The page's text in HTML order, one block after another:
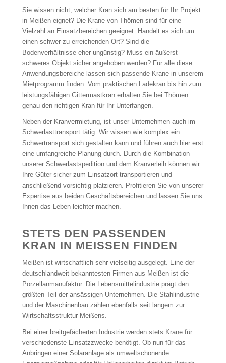
Sie wissen nicht, welcher Kran sich am besten für Ihr Projekt
in Meißen eignet? Die Krane von Thömen sind für eine
Vielzahl an Einsatzbereichen geeignet. Handelt es sich um
einen schwer zu erreichenden Ort? Sind die
Bodenverhältnisse eher ungünstig? Muss ein äußerst
schweres Objekt sicher angehoben werden? Für alle diese
Anwendungsbereiche lassen sich passende Krane in unserem
Mietprogramm finden. Vom praktischen Ladekran bis hin zum
leistungsfähigen Gittermastkran erhalten Sie bei Thömen
genau den richtigen Kran für Ihr Unterfangen.
Neben der Kranvermietung, ist unser Unternehmen auch im
Schwerlasttransport tätig. Wir wissen wie komplex ein
Schwertransport sich gestalten kann und führen auch hier erst
eine umfangreiche Planung durch. Durch die Kombination
unserer Schwerlastspedition und dem Kranverleih können wir
Ihre Güter sicher zum Einsatzort transportieren und
anschließend vorsichtig platzieren. Profitieren Sie von unserer
Expertise aus beiden Geschäftsbereichen und lassen Sie uns
Ihnen das Leben leichter machen.
STETS DEN PASSENDEN
KRAN IN MEISSEN FINDEN
Meißen ist wirtschaftlich sehr vielseitig ausgelegt. Eine der
deutschlandweit bekanntesten Firmen aus Meißen ist die
Porzellanmanufaktur. Die Lebensmittelindustrie prägt den
größten Teil der ansässigen Unternehmen. Die Stahlindustrie
und der Maschinenbau zählen ebenfalls seit langem zur
Wirtschaftsstruktur Meißens.
Bei einer breitgefächerten Industrie werden stets Krane für
verschiedenste Einsatzzwecke benötigt. Ob nun für das
Anbringen einer Solaranlage als umweltschonende